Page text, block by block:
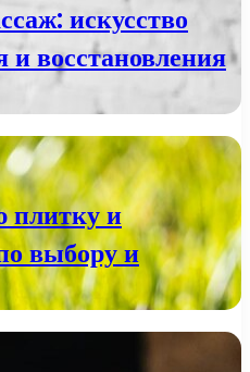
искусство
восстановления
плитку и
выбору и